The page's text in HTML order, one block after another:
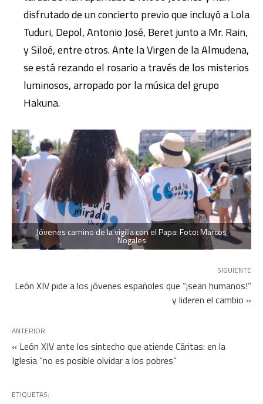
disfrutado de un concierto previo que incluyó a Lola
Tuduri, Depol, Antonio José, Beret junto a Mr. Rain,
y Siloé, entre otros. Ante la Virgen de la Almudena,
se está rezando el rosario a través de los misterios
luminosos, arropado por la música del grupo
Hakuna.
Jóvenes camino de la vigilia con el Papa: Foto: Marcos
Nogales
SIGUIENTE
León XIV pide a los jóvenes españoles que “¡sean humanos!”
y lideren el cambio »
ANTERIOR
« León XIV ante los sintecho que atiende Cáritas: en la
Iglesia “no es posible olvidar a los pobres”
ETIQUETAS: